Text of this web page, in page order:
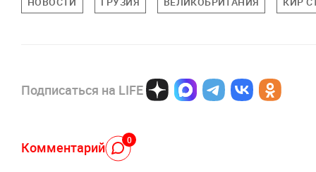
Подписаться на LIFE
Комментарий 0